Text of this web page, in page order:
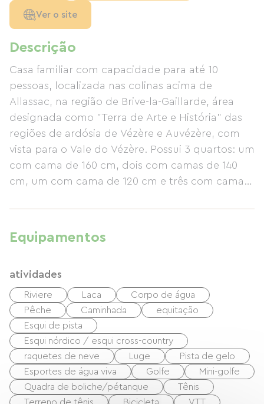
Descrição
Casa familiar com capacidade para até 10
pessoas, localizada nas colinas acima de
Allassac, na região de Brive-la-Gaillarde, área
designada como "Terra de Arte e História" das
regiões de ardósia de Vézère e Auvézère, com
vista para o Vale do Vézère. Possui 3 quartos: um
com cama de 160 cm, dois com camas de 140
cm, um com cama de 120 cm e três com camas
banheiros, TV, micro-ondas, freezer, forno
elétrico, máquina de lavar roupa, lava-louças,
de areia e equipamentos para bebês. A
propriedade também é adequada para crianças
e para pesca. Um indicador de mirante está
localizado no local (a 500 m). As cidades
próximas incluem Brive-la-Gaillarde, Objat,
Donzenac, Tulle, Uzerche e Vigeois. Você pode
visitar: Collonge-la-Rouge, as cidades medievais
de Allassac e Donzenac, as pedreiras de ardósia
Equipamentos
atividades
Riviere Laca
Corpo de água
Pêche
Caminhada
equitação
Esqui de pista
Esqui nórdico / esqui cross-country
raquetes de neve
Luge
Pista de gelo
Esportes de água viva
Golfe
Mini-golfe
Quadra de boliche/pétanque
Tênis
Ver o site